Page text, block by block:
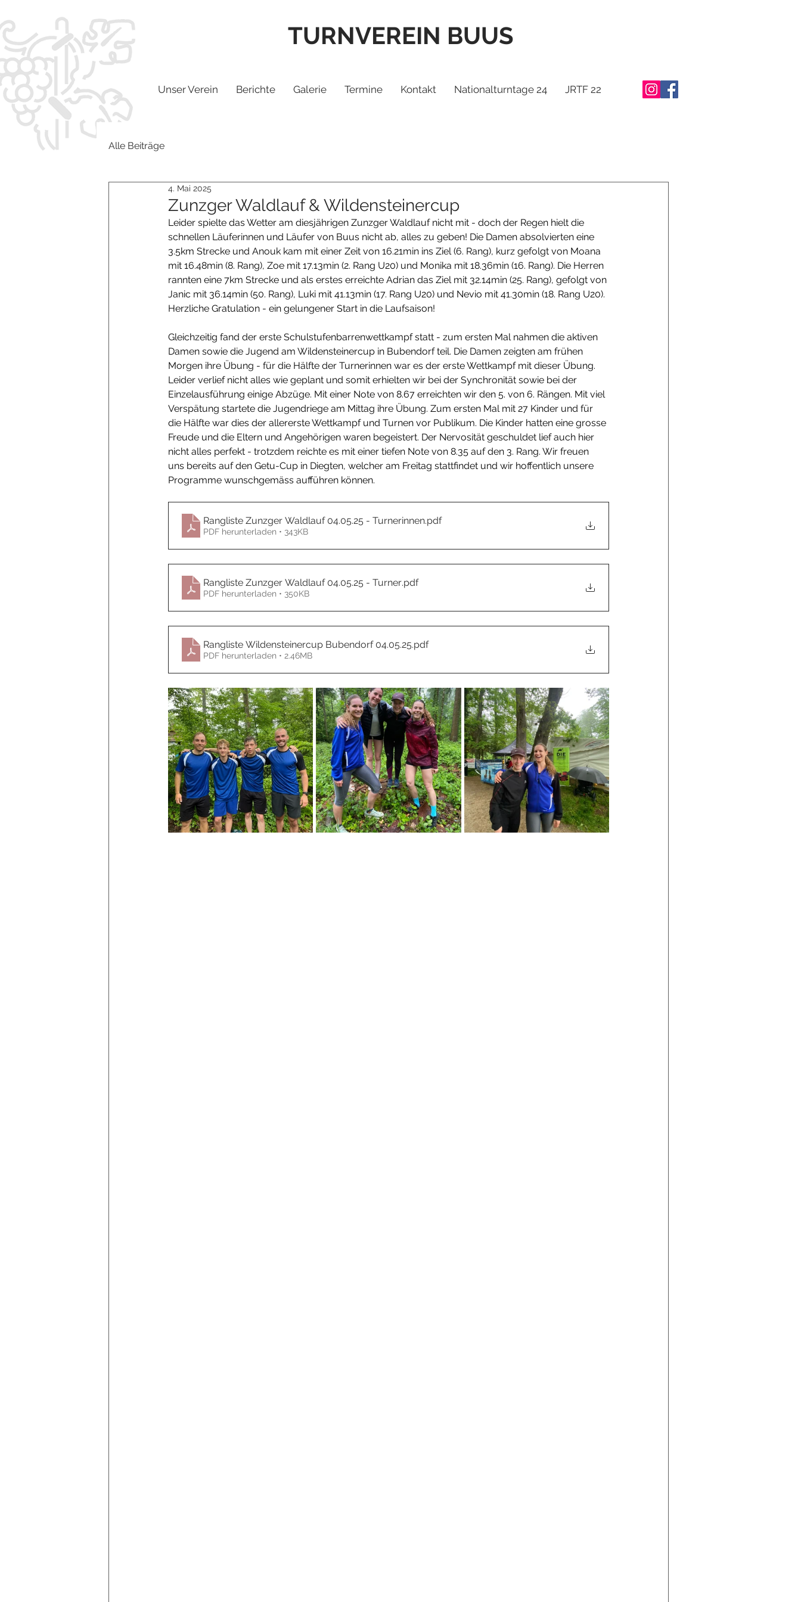
TURNVEREIN BUUS
Unser Verein Berichte Galerie Termine Kontakt Nationalturntage 24 JRTF 22
Alle Beiträge
Zunzger Waldlauf & Wildensteinercup
4. Mai 2025
Leider spielte das Wetter am diesjährigen Zunzger Waldlauf nicht mit - doch der Regen hielt die
schnellen Läuferinnen und Läufer von Buus nicht ab, alles zu geben! Die Damen absolvierten eine
3.5km Strecke und Anouk kam mit einer Zeit von 16.21min ins Ziel (6. Rang), kurz gefolgt von Moana
mit 16.48min (8. Rang), Zoe mit 17.13min (2. Rang U20) und Monika mit 18.36min (16. Rang). Die Herren
rannten eine 7km Strecke und als erstes erreichte Adrian das Ziel mit 32.14min (25. Rang), gefolgt von
Janic mit 36.14min (50. Rang), Luki mit 41.13min (17. Rang U20) und Nevio mit 41.30min (18. Rang U20).
Herzliche Gratulation - ein gelungener Start in die Laufsaison!
Gleichzeitig fand der erste Schulstufenbarrenwettkampf statt - zum ersten Mal nahmen die aktiven
Damen sowie die Jugend am Wildensteinercup in Bubendorf teil. Die Damen zeigten am frühen
Morgen ihre Übung - für die Hälfte der Turnerinnen war es der erste Wettkampf mit dieser Übung.
Leider verlief nicht alles wie geplant und somit erhielten wir bei der Synchronität sowie bei der
Einzelausführung einige Abzüge. Mit einer Note von 8.67 erreichten wir den 5. von 6. Rängen. Mit viel
Verspätung startete die Jugendriege am Mittag ihre Übung. Zum ersten Mal mit 27 Kinder und für
die Hälfte war dies der allererste Wettkampf und Turnen vor Publikum. Die Kinder hatten eine grosse
Freude und die Eltern und Angehörigen waren begeistert. Der Nervosität geschuldet lief auch hier
nicht alles perfekt - trotzdem reichte es mit einer tiefen Note von 8.35 auf den 3. Rang. Wir freuen
uns bereits auf den Getu-Cup in Diegten, welcher am Freitag stattfindet und wir hoffentlich unsere
Programme wunschgemäss aufführen können.
Rangliste Zunzger Waldlauf 04.05.25 - Turnerinnen.pdf
PDF herunterladen • 343KB
Rangliste Zunzger Waldlauf 04.05.25 - Turner.pdf
PDF herunterladen • 350KB
Rangliste Wildensteinercup Bubendorf 04.05.25.pdf
PDF herunterladen • 2.46MB